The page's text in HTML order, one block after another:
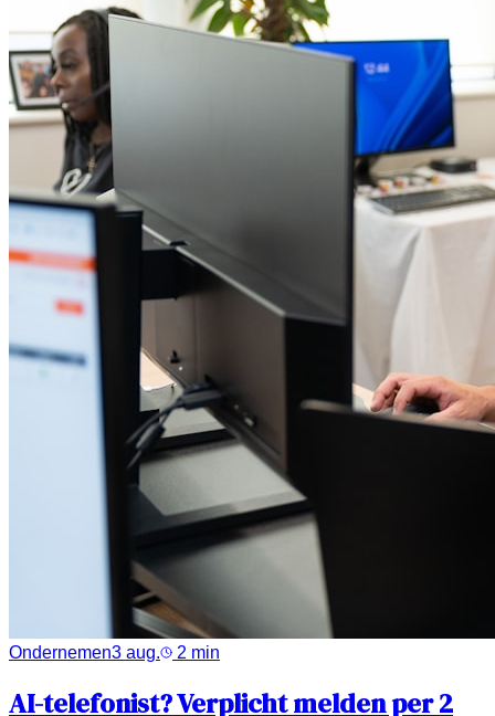
Ondernemen3 aug. 2 min
AI-telefonist? Verplicht melden per 2